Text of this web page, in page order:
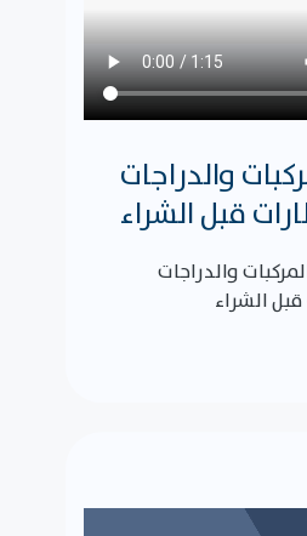
والدراجات
قبل الشراء
والدراجات
قبل الشراء